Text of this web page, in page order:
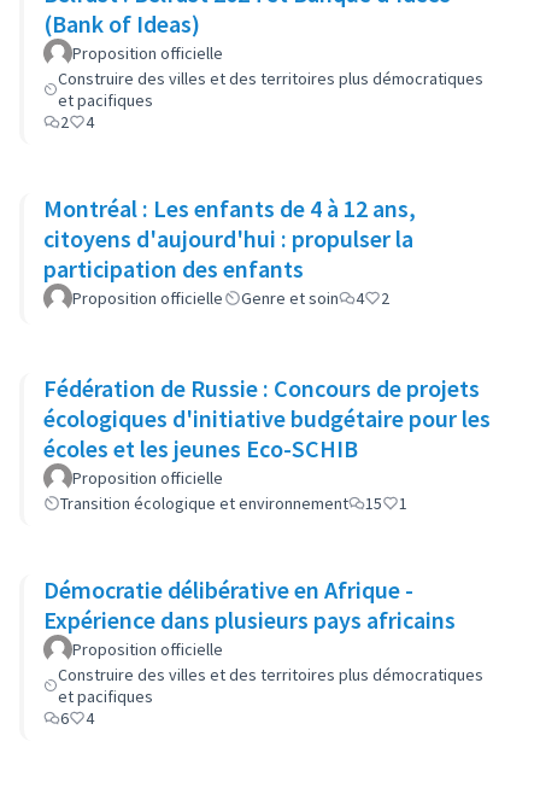
(Bank of Ideas)
Proposition officielle
Construire des villes et des territoires plus démocratiques
et pacifiques
2
4
Montréal : Les enfants de 4 à 12 ans,
citoyens d'aujourd'hui : propulser la
participation des enfants
Proposition officielle Genre et soin 4 2
Fédération de Russie : Concours de projets
écologiques d'initiative budgétaire pour les
écoles et les jeunes Eco-SCHIB
Proposition officielle
Transition écologique et environnement
15 1
Démocratie délibérative en Afrique -
Expérience dans plusieurs pays africains
Proposition officielle
Construire des villes et des territoires plus démocratiques
et pacifiques
6
4